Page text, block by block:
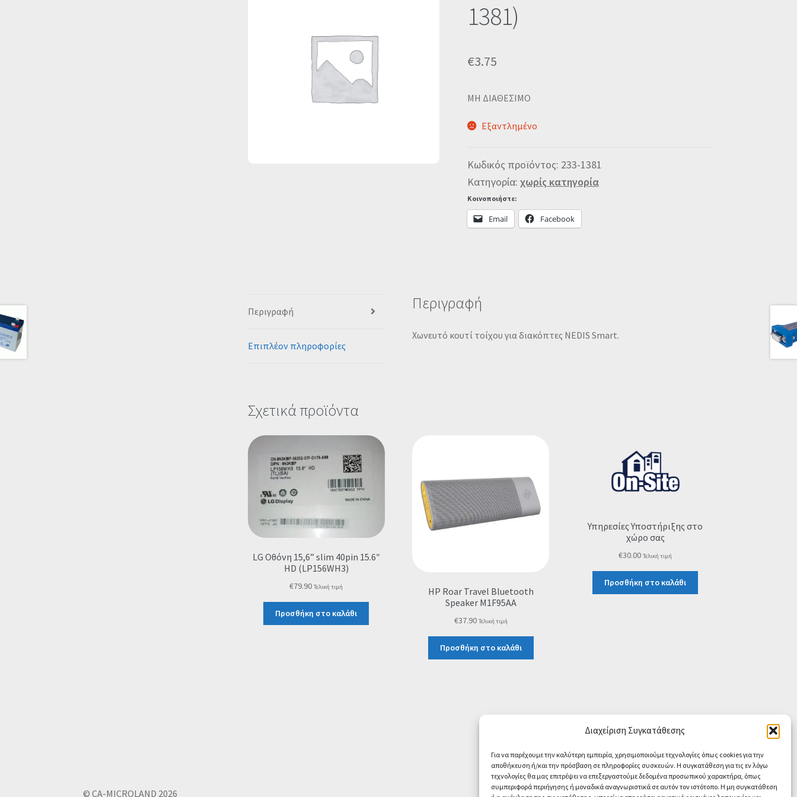
Διαχείριση Συγκατάθεσης
Για να παρέχουμε την καλύτερη εμπειρία, χρησιμοποιούμε τεχνολογίες όπως cookies για την
αποθήκευση ή/και την πρόσβαση σε πληροφορίες συσκευών. Η συγκατάθεση για τις εν λόγω
τεχνολογίες θα μας επιτρέψει να επεξεργαστούμε δεδομένα προσωπικού χαρακτήρα, όπως
συμπεριφορά περιήγησης ή μοναδικά αναγνωριστικά σε αυτόν τον ιστότοπο. Η μη συγκατάθεση
1381)
€3.75
MΗ ΔΙΑΘΕΣΙΜΟ
Εξαντλημένο
Κωδικός προϊόντος: 233-1381
Κατηγορία: χωρίς κατηγορία
Κοινοποιήστε:
Email Facebook
Περιγραφή
Επιπλέον πληροφορίες
Περιγραφή
Χωνευτό κουτί τοίχου για διακόπτες NEDIS Smart.
Σχετικά προϊόντα
LG Οθόνη 15,6” slim 40pin 15.6″
HD (LP156WH3)
€79.90 Τελική τιμή
Προσθήκη στο καλάθι
HP Roar Travel Bluetooth
Speaker M1F95AA
€37.90 Τελική τιμή
Προσθήκη στο καλάθι
Υπηρεσίες Υποστήριξης στο
χώρο σας
€30.00 Τελική τιμή
Προσθήκη στο καλάθι
© CA-MICROLAND 2026